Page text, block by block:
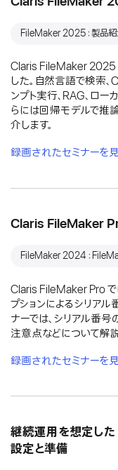
FileMaker 2025：製品
Claris FileMaker 2025
した。自然言語で検索
ンプト実行、RAG、ロー
らには回帰モデルで推
介します。
録画されたセミナーを
Claris FileMaker
FileMaker 2024：
Claris FileMaker Pro で
プションによるシリア
ナーでは、シリアル番
注意点などについて解説
録画されたセミナーを
継続運用を想定し
設定と準備